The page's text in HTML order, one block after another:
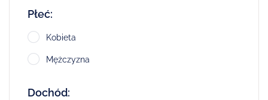
Płeć:
Kobieta
Mężczyzna
Dochód: